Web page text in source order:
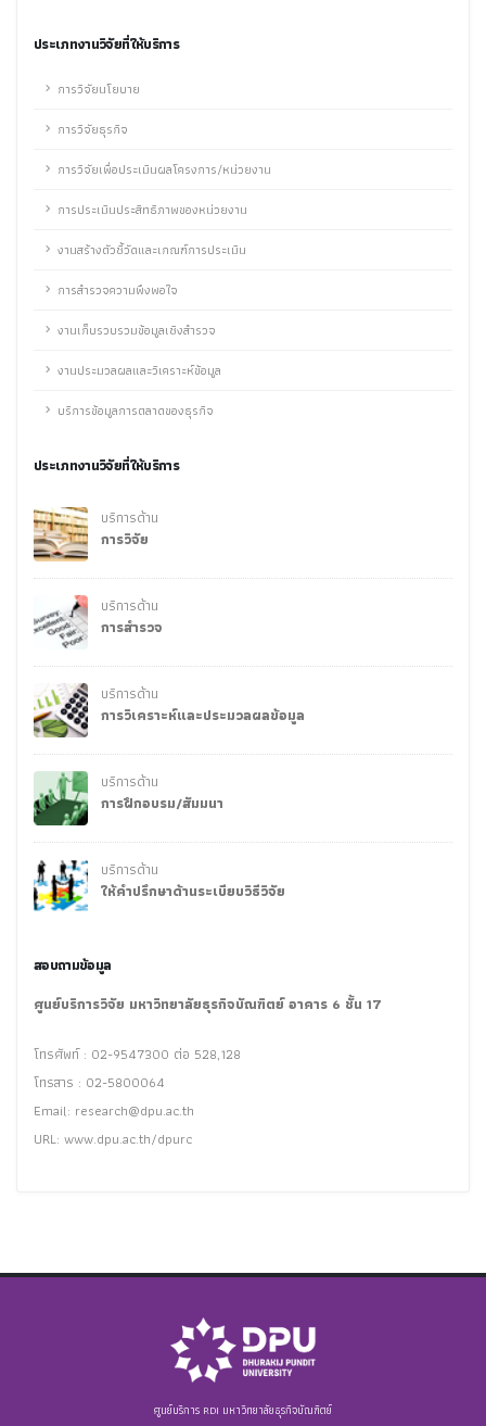
ประเภทงานวิจัยที่ให้บริการ
การวิจัยนโยบาย
การวิจัยธุรกิจ
การวิจัยเพื่อประเมินผลโครงการ/หน่วยงาน
การประเมินประสิทธิภาพของหน่วยงาน
งานสร้างตัวชี้วัดและเกณฑ์การประเมิน
การสำรวจความพึงพอใจ
งานเก็บรวบรวมข้อมูลเชิงสำรวจ
งานประมวลผลและวิเคราะห์ข้อมูล
บริการข้อมูลการตลาดของธุรกิจ
ประเภทงานวิจัยที่ให้บริการ
บริการด้าน
การวิจัย
บริการด้าน
การสำรวจ
บริการด้าน
การวิเคราะห์และประมวลผลข้อมูล
บริการด้าน
การฝึกอบรม/สัมมนา
บริการด้าน
ให้คำปรึกษาด้านระเบียบวิธีวิจัย
สอบถามข้อมูล
ศูนย์บริการวิจัย มหาวิทยาลัยธุรกิจบัณฑิตย์ อาคาร 6 ชั้น 17
โทรศัพท์ : 02-9547300 ต่อ 528,128
โทรสาร : 02-5800064
Email: research@dpu.ac.th
URL: www.dpu.ac.th/dpurc
ศูนย์บริการ RDI มหาวิทยาลัยธุรกิจบัณฑิตย์